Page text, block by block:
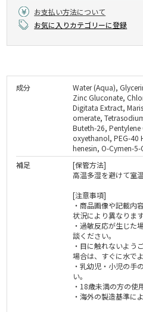
お支払い方法について
お気に入りカテゴリーに登録
成分
Water (Aqua),
Zinc Gluconate,
Digitata Extract,
omerate,
Buteth-26,
oxyethanol, PEG-40
henesin, O-Cymen-
補足
[保管方法]
高温多湿を避けて室
[注意事項]
・商品画像や記載内
状況により異なります
・過敏反応が生じた
談ください。
・目に触れないよう
場合は、すぐに水で
・乳幼児・小児の手
い。
・18歳未満の方の使
・海外の製造基準に